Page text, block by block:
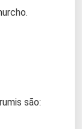
são: